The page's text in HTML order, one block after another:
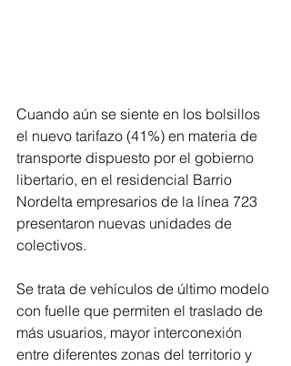
Cuando aún se siente en los bolsillos
el nuevo tarifazo (41%) en materia de
transporte dispuesto por el gobierno
libertario, en el residencial Barrio
Nordelta empresarios de la línea 723
presentaron nuevas unidades de
colectivos.
Se trata de vehículos de último modelo
con fuelle que permiten el traslado de
más usuarios, mayor interconexión
entre diferentes zonas del territorio y